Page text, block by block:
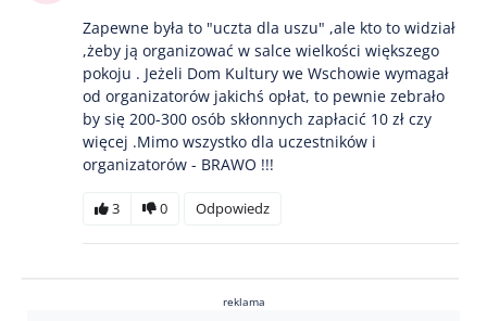
Zapewne była to "uczta dla uszu" ,ale kto to widział
,żeby ją organizować w salce wielkości większego
pokoju . Jeżeli Dom Kultury we Wschowie wymagał
od organizatorów jakichś opłat, to pewnie zebrało
by się 200-300 osób skłonnych zapłacić 10 zł czy
więcej .Mimo wszystko dla uczestników i
organizatorów - BRAWO !!!
3 0 Odpowiedz
reklama